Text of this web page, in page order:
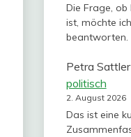
Die Frage,
ist, möchte
beantworten.
Petra Sattler
politisch
2. August 2026
Das ist eine